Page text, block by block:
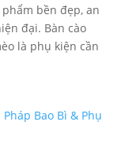
bền đẹp, an
đại. Bàn cào
là phụ kiện cần